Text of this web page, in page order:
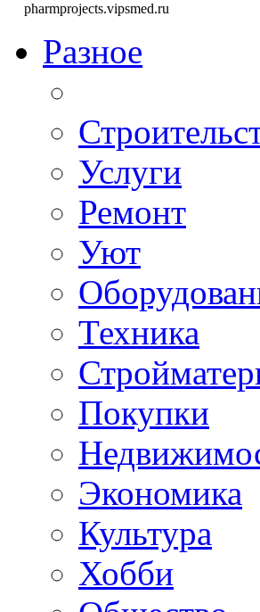
Разное
Услуги
Ремонт
Уют
Техника
Покупки
Экономика
Культура
Хобби